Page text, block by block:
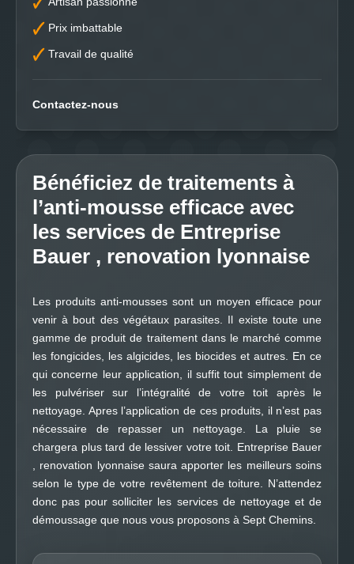
Prix imbattable
Travail de qualité
Contactez-nous
Bénéficiez de traitements à
l’anti-mousse efficace avec
les services de Entreprise
Bauer , renovation lyonnaise
Les produits anti-mousses sont un moyen efficace pour
venir à bout des végétaux parasites. Il existe toute une
gamme de produit de traitement dans le marché comme
les fongicides, les algicides, les biocides et autres. En ce
qui concerne leur application, il suffit tout simplement de
les pulvériser sur l’intégralité de votre toit après le
nettoyage. Apres l’application de ces produits, il n’est pas
nécessaire de repasser un nettoyage. La pluie se
chargera plus tard de lessiver votre toit. Entreprise Bauer
, renovation lyonnaise saura apporter les meilleurs soins
selon le type de votre revêtement de toiture. N’attendez
donc pas pour solliciter les services de nettoyage et de
démoussage que nous vous proposons à Sept Chemins.